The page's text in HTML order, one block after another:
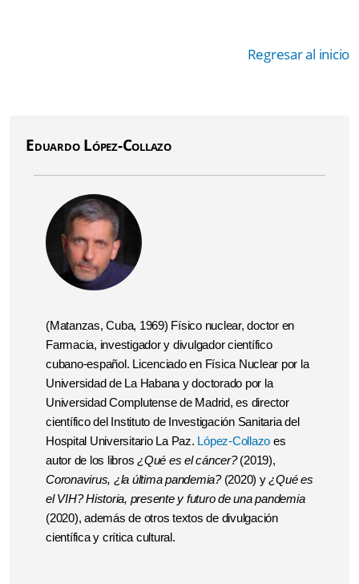
Regresar al inicio
Eduardo López-Collazo
(Matanzas, Cuba, 1969) Físico nuclear, doctor en
Farmacia, investigador y divulgador científico
cubano-español. Licenciado en Física Nuclear por la
Universidad de La Habana y doctorado por la
Universidad Complutense de Madrid, es director
científico del Instituto de Investigación Sanitaria del
Hospital Universitario La Paz. López-Collazo es
autor de los libros ¿Qué es el cáncer?(2019),
Coronavirus, ¿la última pandemia?(2020) y¿Qué es
el VIH? Historia, presente y futuro de una pandemia
(2020), además de otros textos de divulgación
científica y crítica cultural.